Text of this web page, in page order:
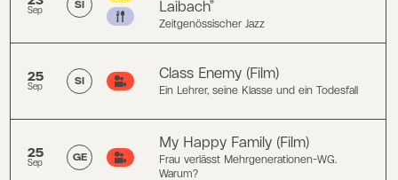
Sep
SI
Laibach”
Zeitgenössischer Jazz
25
Sep
SI
Class Enemy (Film)
Ein Lehrer, seine Klasse und ein Todesfall
25
Sep
GE
My Happy Family (Film)
Frau verlässt Mehrgenerationen-WG.
Warum?